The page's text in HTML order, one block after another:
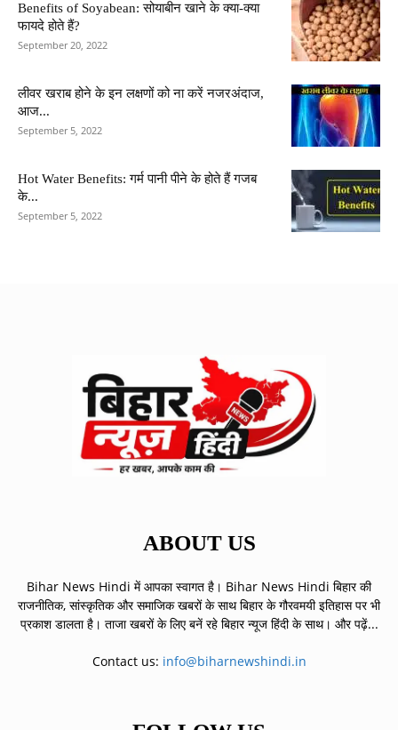
Benefits of Soyabean: सोयाबीन खाने के क्या-क्या
फायदे होते हैं?
September 20, 2022
लीवर खराब होने के इन लक्षणों को ना करें नजरअंदाज,
आज...
September 5, 2022
Hot Water Benefits: गर्म पानी पीने के होते हैं गजब
के...
September 5, 2022
ABOUT US
Bihar News Hindi में आपका स्वागत है। Bihar News Hindi बिहार की
राजनीतिक, सांस्कृतिक और समाजिक खबरों के साथ बिहार के गौरवमयी इतिहास पर भी
प्रकाश डालता है। ताजा खबरों के लिए बनें रहे बिहार न्यूज हिंदी के साथ। और पढ़ें...
Contact us: info@biharnewshindi.in